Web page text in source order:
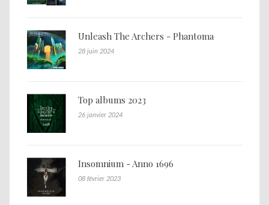
Unleash The Archers - Phantoma
28 juin 2024
Top albums 2023
26 janvier 2024
Insomnium - Anno 1696
08 février 2023